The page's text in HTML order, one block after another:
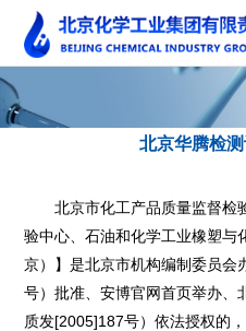
北京华腾检
北京市化工产品质量监督检
验中心、石油和化学工业橡塑与
京）】是北京市机构编制委员会
号）批准、安博官网首页举办、
质发[2005]187号）依法授权的